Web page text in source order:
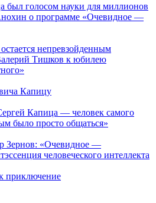
был голосом науки для миллионов
о программе «Очевидное —
непревзойденным
Тишков к юбилею
Капицу
Капица — человек самого
было просто общаться»
Зернов: «Очевидное —
человеческого интеллекта
приключение